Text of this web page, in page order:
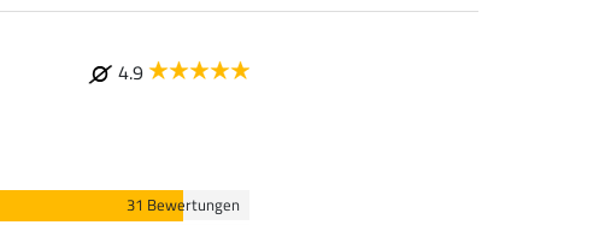
4.9
31 Bewertungen